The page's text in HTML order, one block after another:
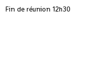
Fin de réunion 12h30